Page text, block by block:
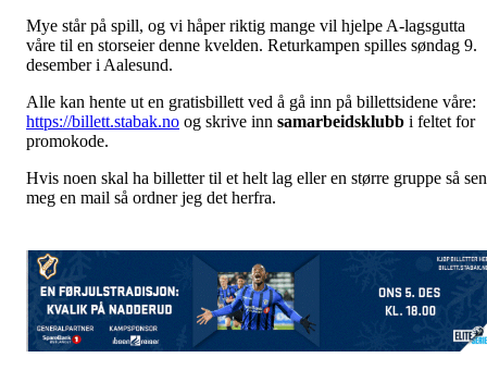
Mye står på spill, og vi håper riktig mange vil hjelpe A-lagsgutta
våre til en storseier denne kvelden. Returkampen spilles søndag 9.
desember i Aalesund.
Alle kan hente ut en gratisbillett ved å gå inn på billettsidene våre:
https://billett.stabak.no og skrive inn samarbeidsklubb i feltet for
promokode.
Hvis noen skal ha billetter til et helt lag eller en større gruppe så
meg en mail så ordner jeg det herfra.